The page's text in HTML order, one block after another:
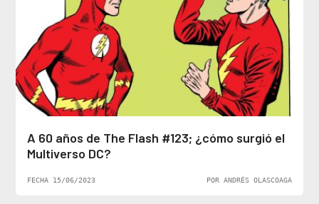
A 60 años de The Flash #123; ¿cómo surgió el
Multiverso DC?
FECHA 15/06/2023 POR ANDRÉS OLASCOAGA